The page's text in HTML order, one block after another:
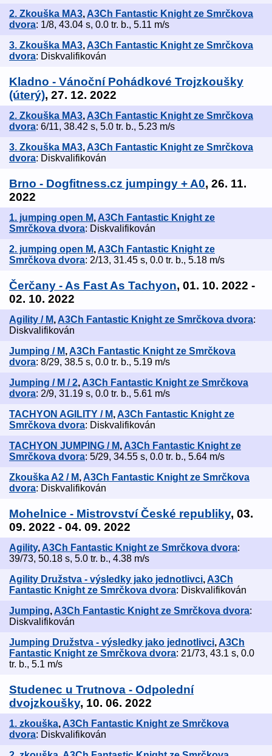
2. Zkouška MA3, A3Ch Fantastic Knight ze Smrčkova
dvora: 1/8, 43.04 s, 0.0 tr. b., 5.11 m/s
3. Zkouška MA3,A3Ch Fantastic Knight ze Smrčkova
dvora: Diskvalifikován
Kladno - Vánoční Pohádkové Trojzkoušky
(úterý), 27. 12. 2022
2. Zkouška MA3, A3Ch Fantastic Knight ze Smrčkova
dvora: 6/11, 38.42 s, 5.0 tr. b., 5.23 m/s
3. Zkouška MA3,A3Ch Fantastic Knight ze Smrčkova
dvora: Diskvalifikován
Brno - Dogfitness.cz jumpingy + A0, 26. 11.
2022
1. jumping open M, A3Ch Fantastic Knight ze
Smrčkova dvora: Diskvalifikován
2. jumping open M,A3Ch Fantastic Knight ze
Smrčkova dvora: 2/13, 31.45 s, 0.0 tr. b., 5.18 m/s
Čerčany - As Fast As Tachyon, 01. 10. 2022 -
02. 10. 2022
Agility / M, A3Ch Fantastic Knight ze Smrčkova dvora:
Diskvalifikován
Jumping / M,A3Ch Fantastic Knight ze Smrčkova
dvora: 8/29, 38.5 s, 0.0 tr. b., 5.19 m/s
Jumping / M / 2, A3Ch Fantastic Knight ze Smrčkova
dvora: 2/9, 31.19 s, 0.0 tr. b., 5.61 m/s
TACHYON AGILITY / M,A3Ch Fantastic Knight ze
Smrčkova dvora: Diskvalifikován
TACHYON JUMPING / M, A3Ch Fantastic Knight ze
Smrčkova dvora: 5/29, 34.55 s, 0.0 tr. b., 5.64 m/s
Zkouška A2 / M,A3Ch Fantastic Knight ze Smrčkova
dvora: Diskvalifikován
Mohelnice - Mistrovství České republiky, 03.
09. 2022 - 04. 09. 2022
Agility, A3Ch Fantastic Knight ze Smrčkova dvora:
39/73, 50.18 s, 5.0 tr. b., 4.38 m/s
Agility Družstva - výsledky jako jednotlivci,A3Ch
Fantastic Knight ze Smrčkova dvora: Diskvalifikován
Jumping, A3Ch Fantastic Knight ze Smrčkova dvora:
Diskvalifikován
Jumping Družstva - výsledky jako jednotlivci,A3Ch
Fantastic Knight ze Smrčkova dvora: 21/73, 43.1 s, 0.0
tr. b., 5.1 m/s
Studenec u Trutnova - Odpolední
dvojzkoušky, 10. 06. 2022
1. zkouška, A3Ch Fantastic Knight ze Smrčkova
dvora: Diskvalifikován